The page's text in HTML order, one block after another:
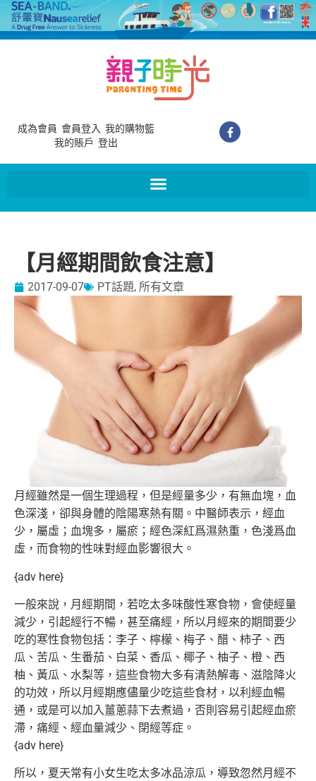
成為會員 會員登入 我的購物籃
我的賬戶 登出
【月經期間飲食注意】
2017-09-07 PT話題, 所有文章
月經雖然是一個生理過程，但是經量多少，有無血塊，血
色深淺， 卻與身體的陰陽寒熱有關。中醫師表示，經血
少，屬虛； 血塊多，屬瘀；經色深紅爲濕熱重，色淺爲血
虛， 而食物的性味對經血影響很大。
{adv here}
一般來說，月經期間，若吃太多味酸性寒食物，會使經量
減少， 引起經行不暢，甚至痛經， 所以月經來的期間要少
吃的寒性食物包括：李子、檸檬、梅子、醋、 柿子、西
瓜、苦瓜、生番茄、白菜、香瓜、椰子、柚子、橙、西
柚、 黃瓜、水梨等，這些食物大多有清熱解毒、滋陰降火
的功效， 所以月經期應儘量少吃這些食材，以利經血暢
通， 或是可以加入薑蔥蒜下去煮過，否則容易引起經血瘀
滯，痛經、 經血量減少、閉經等症。
{adv here}
所以，夏天常有小女生吃太多冰品涼瓜，導致忽然月經不